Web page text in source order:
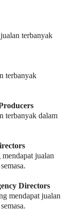
terbanyak
terbanyak
terbanyak dalam
jualan
Directors
mendapat jualan